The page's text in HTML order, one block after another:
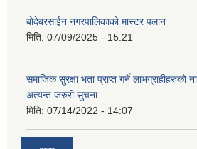
बोदेबरसाईन नगरपालिकाको मास्टर पलान
मिति: 07/09/2025 - 15:21
समाजिक सुरक्षा भता प्राप्त गर्ने लाभग्राहीहरुको
अत्यन्त जरुरी सुचना
मिति: 07/14/2022 - 14:07